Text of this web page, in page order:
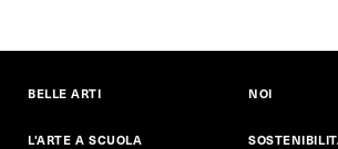
BELLE ARTI
L'ARTE A SCUOLA
NOI